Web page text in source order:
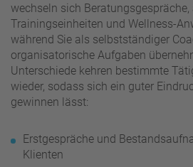
wechseln sich Beratungsgespräche,
Trainingseinheiten und Wellness-
während Sie als selbstständiger
organisatorische Aufgaben
Unterschiede kehren bestimmte
wieder, sodass sich ein guter
gewinnen lässt:
Erstgespräche und
Klienten